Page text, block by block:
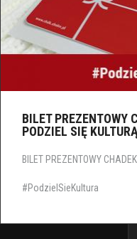
BILET PREZENTOWY
PODZIEL SIĘ
BILET PREZENTOWY
#PodzielSieKultura